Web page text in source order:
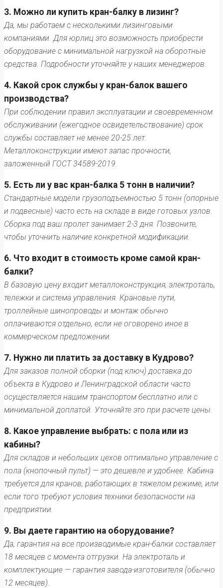
3. Можно ли купить кран-балку в лизинг?
Да, мы работаем с несколькими лизинговыми
компаниями. Для юрлиц это возможность приобрести
оборудование с минимальной нагрузкой на оборотные
средства. Подробности уточняйте у наших менеджеров.
4. Какой срок службы у кран-балок вашего
производства?
При соблюдении правил эксплуатации и своевременном
обслуживании (ежегодное освидетельствование) срок
службы составляет не менее 20-25 лет.
Металлоконструкции имеют запас прочности,
заложенный ГОСТ 34589-2019.
5. Есть ли у вас кран-балка 5 тонн в наличии?
Стандартные модели грузоподъемностью 5 тонн (опорные
и подвесные) часто есть на складе в виде готовых узлов.
Сборка под ваш пролет занимает 2-3 дня. Позвоните,
чтобы уточнить наличие конкретной модификации.
6. Что входит в стоимость кроме самой кран-
балки?
В базовую цену входит металлоконструкция, электроталь,
тележки и система управления. Крановые пути,
троллейные шинопроводы и монтаж обычно
оплачиваются отдельно, если не оговорено иное в
коммерческом предложении.
7. Нужно ли платить за доставку в Кудрово?
Для заказов полной сборки (под ключ) доставка до
объекта в Кудрово и Ленинградской области часто
осуществляется нашим транспортом бесплатно или с
минимальной доплатой. Уточняйте это при расчете цены.
8. Какое управление выбрать: с пола или из
кабины?
Для складов и небольших цехов оптимально управление с
пола (кнопочный пульт) — это дешевле и удобнее. Кабина
требуется для кранов, работающих в тяжелом режиме, или
если того требуют условия техники безопасности на
предприятии.
9. Вы даете гарантию на оборудование?
Да, гарантия на все производимые кран-балки составляет
18 месяцев с момента отгрузки. На электроталь и
комплектующие — гарантия завода-изготовителя (обычно
12 месяцев).